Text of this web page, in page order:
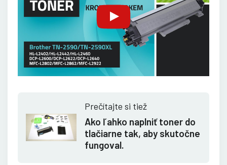
Prečítajte si tiež
Ako ľahko naplniť toner do
tlačiarne tak, aby skutočne
fungoval.